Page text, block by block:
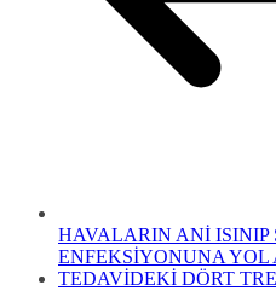
HAVALARIN ANİ ISINIP
ENFEKSİYONUNA YOL
TEDAVİDEKİ DÖRT